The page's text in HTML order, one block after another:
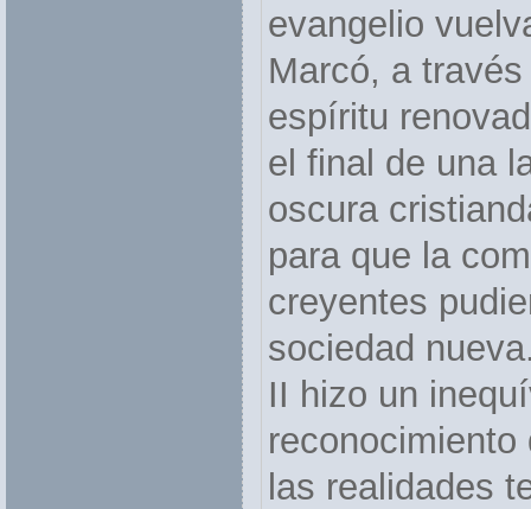
evangelio
Marcó, a
espíritu
el final de una
oscura
para que la
creyentes
sociedad
II hizo un
las realidades